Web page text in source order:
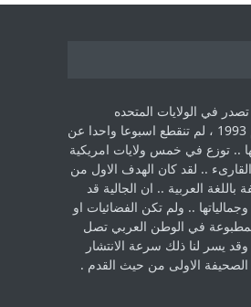
في الولايات المتحده
الامريكية منذ عام 1993 ، لم ‏تنقطع اسبوعا واحدا عن
.. توزع في خمس ولايات امريكية
..‏ لقد كان الهدف الاول من
باللغة العربية .. ان الجالية قد
.. ولم تكن الفضائيات او
في الوطن ‏العربي تصل
وقد يسر لنا ذلك سرعة الانتشار
‏الصحيفة الاولى من حيث القدم .